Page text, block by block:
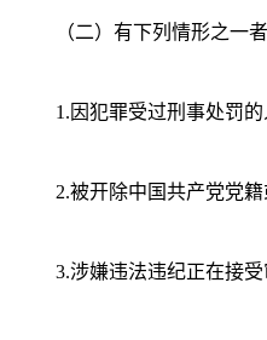
（二）有下列情形之一
1.因犯罪受过刑事处罚的
2.被开除中国共产党党籍
3.涉嫌违法违纪正在接